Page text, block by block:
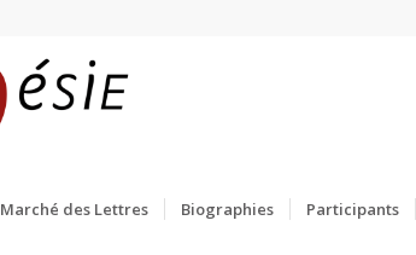
Marché des Lettres Biographies Participants